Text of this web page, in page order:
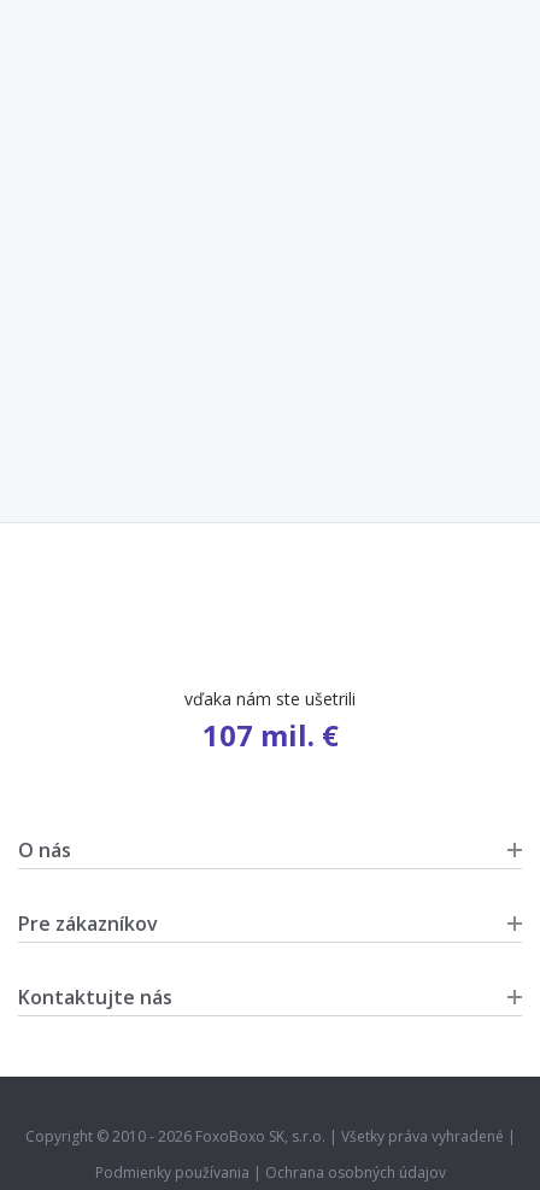
počet ponúk
9 452
O nás
Pre zákazníkov
Kontaktujte nás
Copyright © 2010 - 2026 FoxoBoxo SK, s.r.o. | Všetky práva vyhradené |
Podmienky používania | Ochrana osobných údajov